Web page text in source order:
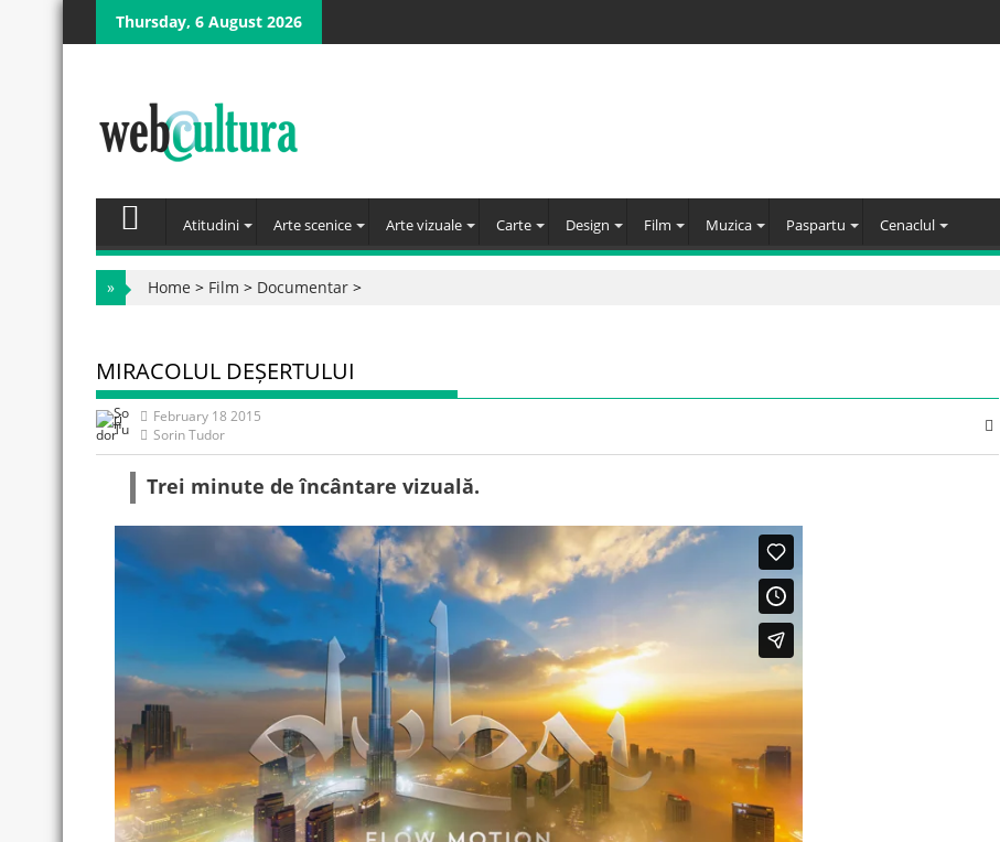
Skip
Thursday, 6 August 2026
Atitudini Arte scenice Arte vizuale Carte Design Film Muzica Paspartu Cenaclul
» Home > Film > Documentar >
MIRACOLUL DEȘERTULUI
February 18 2015
Sorin Tudor
Trei minute de încântare vizuală.